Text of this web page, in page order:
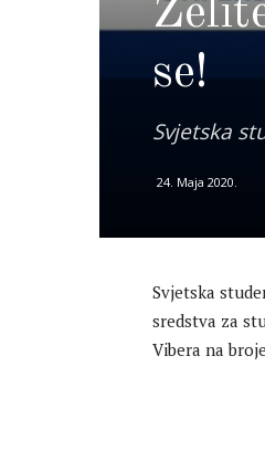
se!
Svjetska
24. Maja 2020.
Svjetska
sredstva za
Vibera na